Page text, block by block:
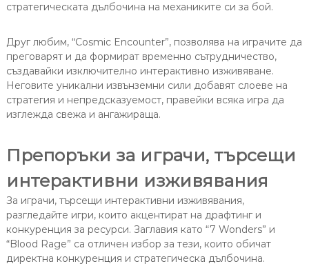
стратегическата дълбочина на механиките си за бой.
Друг любим, “Cosmic Encounter”, позволява на играчите да
преговарят и да формират временно сътрудничество,
създавайки изключително интерактивно изживяване.
Неговите уникални извънземни сили добавят слоеве на
стратегия и непредсказуемост, правейки всяка игра да
изглежда свежа и ангажираща.
Препоръки за играчи, търсещи
интерактивни изживявания
За играчи, търсещи интерактивни изживявания,
разгледайте игри, които акцентират на драфтинг и
конкуренция за ресурси. Заглавия като “7 Wonders” и
“Blood Rage” са отличен избор за тези, които обичат
директна конкуренция и стратегическа дълбочина.